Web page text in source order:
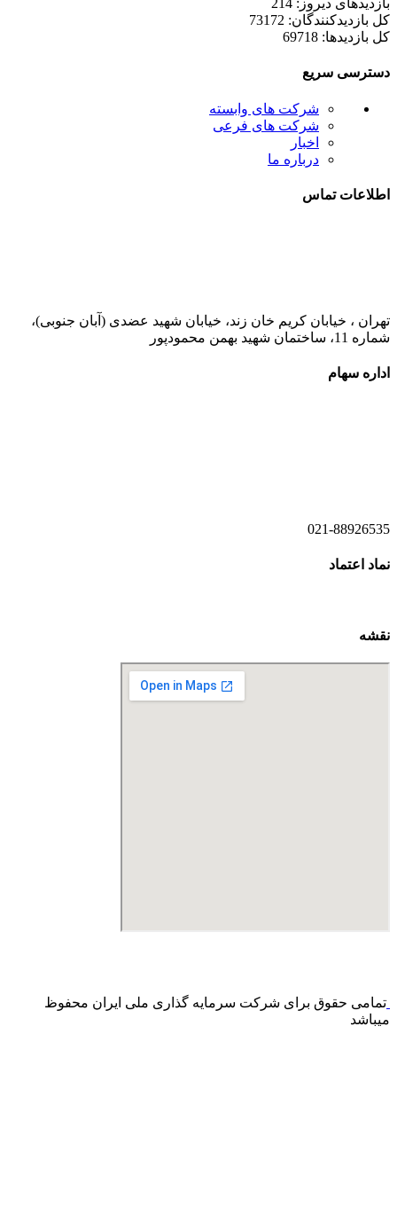
بازدیدهای دیروز: 214
کل بازدیدکنند‌گان: 73172
کل بازدیدها: 69718
دسترسی سریع
شرکت های وابسته
شرکت های فرعی
اخبار
درباره ما
اطلاعات تماس
تهران ، خیابان کریم خان زند، خیابان شهید عضدی (آبان جنوبی)،
شماره 11، ساختمان شهید بهمن محمودپور
اداره سهام
021-88926535
نماد اعتماد
نقشه
تمامی حقوق برای شرکت سرمایه گذاری ملی ایران محفوظ
میباشد